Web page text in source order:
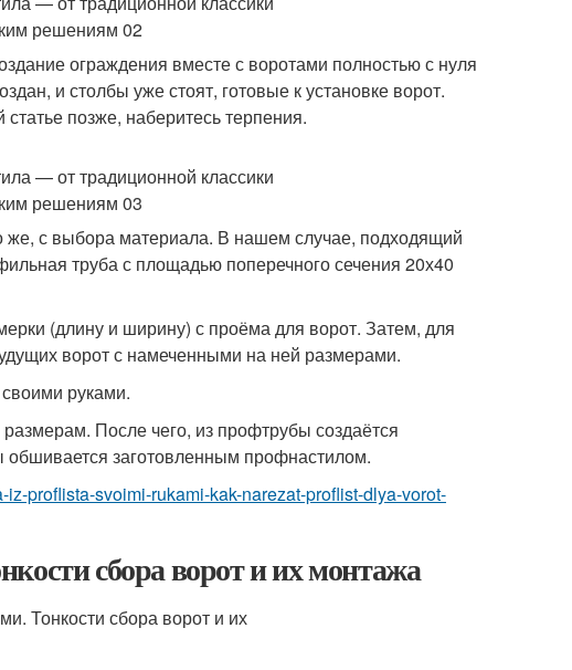
ограждения вместе с воротами полностью с нуля
и столбы уже стоят, готовые к установке ворот.
позже, наберитесь терпения.
с выбора материала. В нашем случае, подходящий
труба с площадью поперечного сечения 20х40
(длину и ширину) с проёма для ворот. Затем, для
ворот с намеченными на ней размерами.
руками.
После чего, из профтрубы создаётся
обшивается заготовленным профнастилом.
proflista-svoimi-rukami-kak-narezat-proflist-dlya-vorot-
сбора ворот и их монтажа